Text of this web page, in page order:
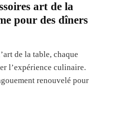
art de la
pour des dîners
de la table, chaque
l’expérience culinaire.
renouvelé pour